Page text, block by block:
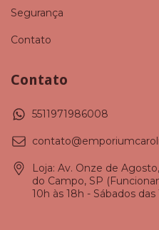
Segurança
Contato
Contato
5511971986008
Loja: Av. Onze de
do Campo, SP
10h às 18h - Sábados das